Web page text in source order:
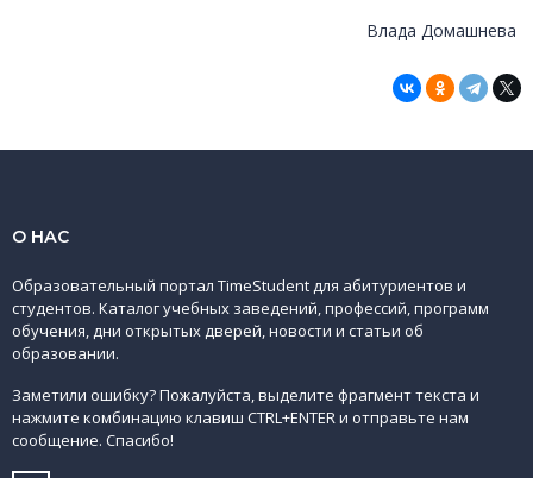
Влада Домашнева
О НАС
Образовательный портал TimeStudent для абитуриентов и
студентов. Каталог учебных заведений, профессий, программ
обучения, дни открытых дверей, новости и статьи об
образовании.
Заметили ошибку? Пожалуйста, выделите фрагмент текста и
нажмите комбинацию клавиш CTRL+ENTER и отправьте нам
сообщение. Спасибо!